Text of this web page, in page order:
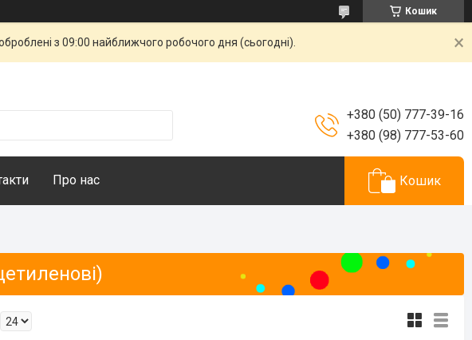
Кошик
з 09:00 найближчого робочого дня (сьогодні).
+380 (50) 777-39-16
+380 (98) 777-53-60
Про нас Кошик